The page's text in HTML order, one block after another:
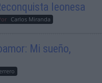
leonesa
Carlos Miranda
Mi sueño,